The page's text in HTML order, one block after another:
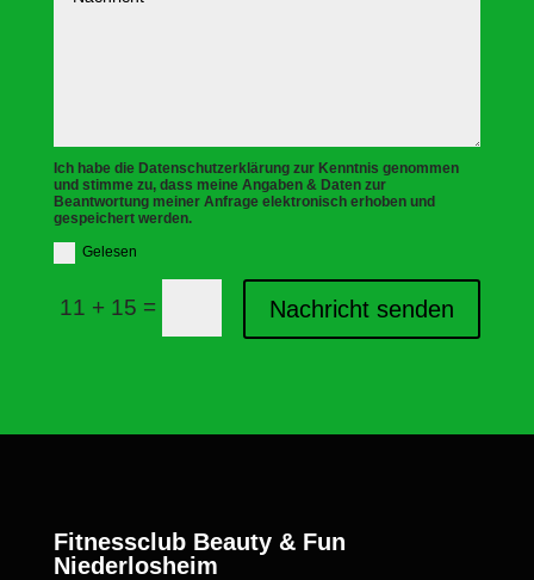
Ich habe die Datenschutzerklärung zur Kenntnis genommen
und stimme zu, dass meine Angaben & Daten zur
Beantwortung meiner Anfrage elektronisch erhoben und
gespeichert werden.
Gelesen
11 + 15 = Nachricht senden
Fitnessclub Beauty & Fun
Niederlosheim